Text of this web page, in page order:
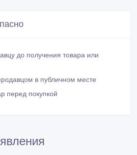
до получения товара или
в публичном месте
перед покупкой